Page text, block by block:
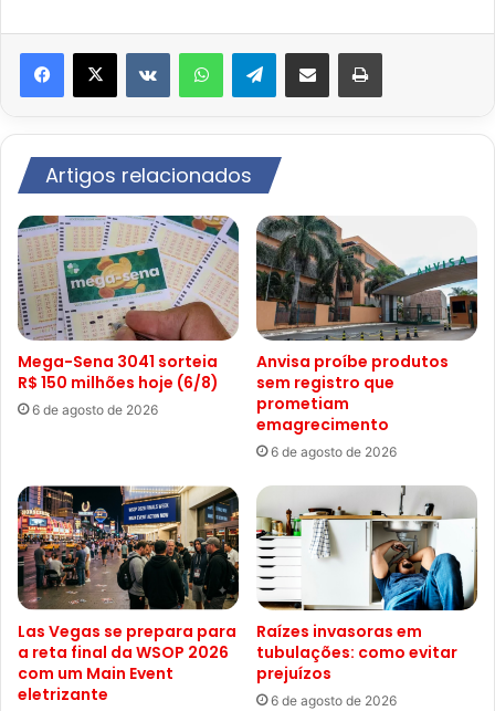
VK WhatsAppTelegramCompartilhar via e-mail Imprimir
Artigos relacionados
Mega-Sena 3041 sorteia
R$ 150 milhões hoje (6/8)
6 de agosto de 2026
Anvisa proíbe produtos
sem registro que
prometiam
emagrecimento
6 de agosto de 2026
Las Vegas se prepara para
a reta final da WSOP 2026
com um Main Event
eletrizante
Raízes invasoras em
tubulações: como evitar
prejuízos
6 de agosto de 2026